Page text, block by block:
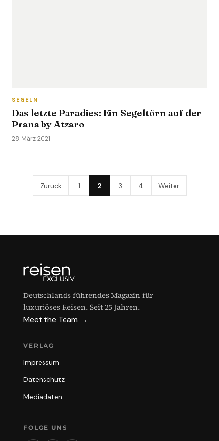
SEGELN
Das letzte Paradies: Ein Segeltörn auf der
Prana by Atzaro
28. März 2021
Zurück 1 2 3 4 Weiter
Deutschlands führendes Magazin für
luxuriöses Reisen. Seit 25 Jahren.
Meet the Team →
VERLAG
Impressum
Datenschutz
Mediadaten
FOLGE UNS